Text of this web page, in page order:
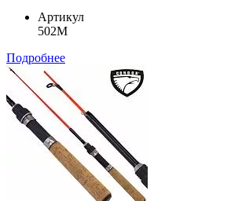
Артикул
502M
Подробнее